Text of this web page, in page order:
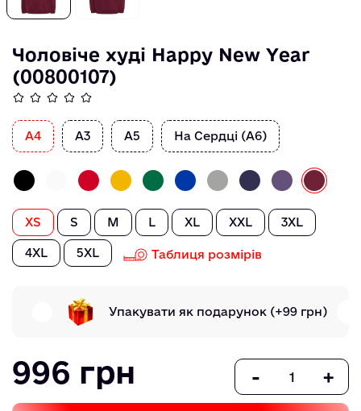
Чоловіче худі Happy New Year
(00800107)
А4 А3 А5 На Сердці (А6)
XS S M L XL XXL 3XL
4XL 5XL Таблиця розмірів
Упакувати як подарунок (+99 грн)
996 грн - +